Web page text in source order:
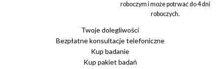
roboczym i może potrwać do 4 dni
roboczych.
Twoje dolegliwości
Bezpłatne konsultacje telefoniczne
Kup badanie
Kup pakiet badań